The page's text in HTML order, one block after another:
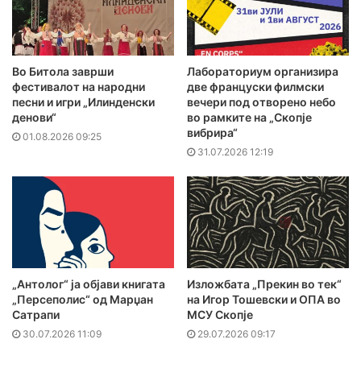
Во Битола заврши
фестивалот на народни
песни и игри „Илинденски
денови“
01.08.2026 09:25
Лабораториум организира
две француски филмски
вечери под отворено небо
во рамките на „Скопје
вибрира“
31.07.2026 12:19
„Антолог“ ја објави книгата
„Персеполис“ од Марџан
Сатрапи
30.07.2026 11:09
Изложбата „Прекин во тек“
на Игор Тошевски и ОПА во
МСУ Скопје
29.07.2026 09:17